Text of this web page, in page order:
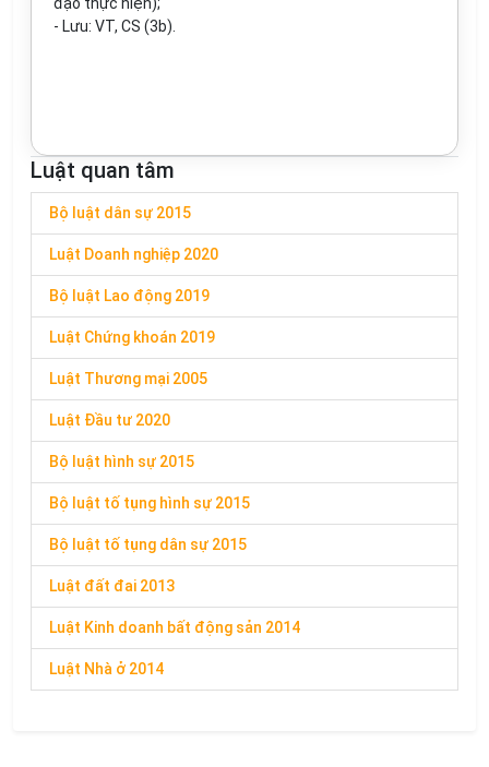
- Lưu: VT, CS (3b).
Luật quan tâm
Bộ luật dân sự 2015
Luật Doanh nghiệp 2020
Bộ luật Lao động 2019
Luật Chứng khoán 2019
Luật Thương mại 2005
Luật Đầu tư 2020
Bộ luật hình sự 2015
Bộ luật tố tụng hình sự 2015
Bộ luật tố tụng dân sự 2015
Luật đất đai 2013
Luật Kinh doanh bất động sản 2014
Luật Nhà ở 2014